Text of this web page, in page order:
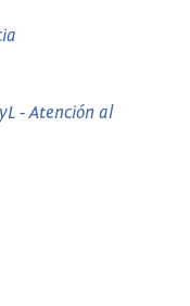
- Atención al